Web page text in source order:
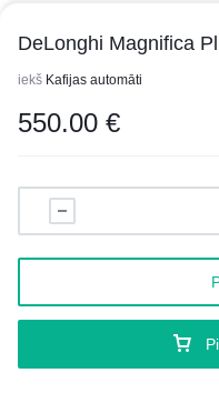
DeLonghi Magnifica
iekš Kafijas automāti
550.00 €